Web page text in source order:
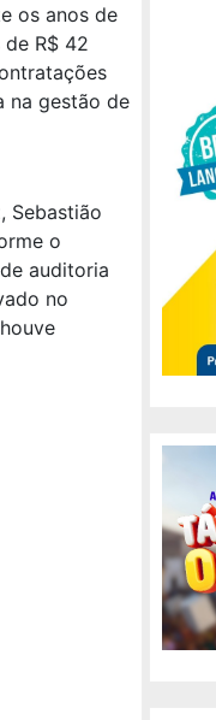
os anos de
R$ 42
na gestão de
Sebastião
o
auditoria
no